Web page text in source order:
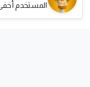
المستخدم أخفى